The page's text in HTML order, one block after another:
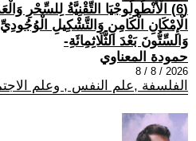
(6) الْأَنْطُولُوجْيَا التِّقْنِيَّةُ لِلسِّحْرِ
الْإِمْكَانِ الْكَامِنِ وَالتَّشْكِيلِ
وَالسِّتُّونَ بَعْدَ الثَّلَاثِمِائَةِ-
حمودة المعناوي
2026 / 8 / 8
الفلسفة ,علم النفس , وعلم